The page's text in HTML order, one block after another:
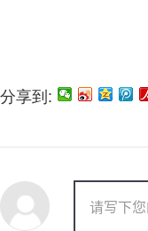
分享到: